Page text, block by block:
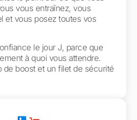
vous entraînez, vous
et vous posez toutes vos
le jour J, parce que
à quoi vous attendre.
de boost et un filet de sécurité